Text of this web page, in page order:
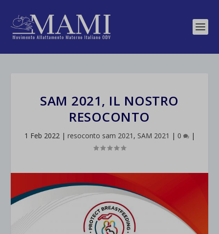
SAM 2021, IL NOSTRO
RESOCONTO
1 Feb 2022| resoconto sam 2021 , SAM 2021 | 0 |